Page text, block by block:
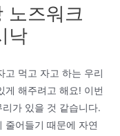
노즈워크
낙
고 먹고 자고 하는 우리
게 해주려고 해요! 이번
가 있을 것 같습니다.
줄어들기 때문에 자연